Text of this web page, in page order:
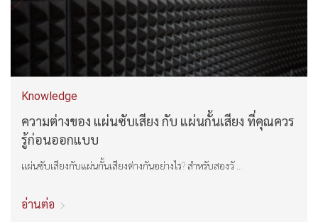
Knowledge
ความต่างของ แผ่นซับเสียง กับ แผ่นกั้นเสียง ที่คุณควร
รู้ก่อนออกแบบ
แผ่นซับเสียงกับแผ่นกั้นเสียงต่างกันอย่างไร? สำหรับสองวั ...
อ่านต่อ